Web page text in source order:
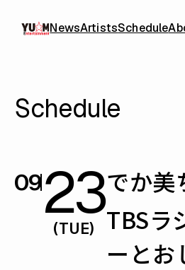
NewsArtistsSchedule
Schedule
0923
(TUE)
でか美
TBSラ
ーとお